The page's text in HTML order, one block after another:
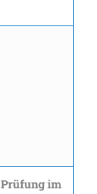
Prüfung im